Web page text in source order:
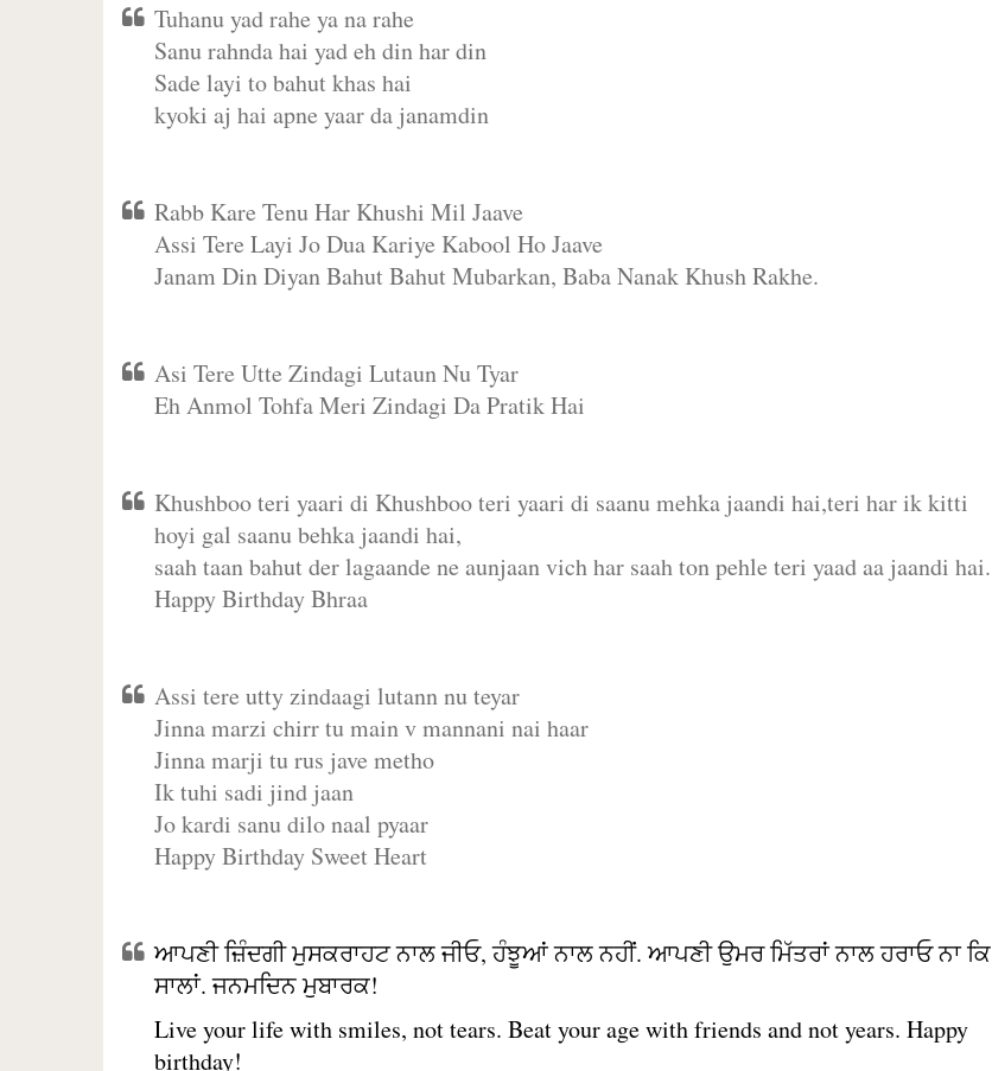
Tuhanu yad rahe ya na rahe
Sanu rahnda hai yad eh din har din
Sade layi to bahut khas hai
kyoki aj hai apne yaar da janamdin
Rabb Kare Tenu Har Khushi Mil Jaave
Assi Tere Layi Jo Dua Kariye Kabool Ho Jaave
Janam Din Diyan Bahut Bahut Mubarkan, Baba Nanak Khush Rakhe.
Asi Tere Utte Zindagi Lutaun Nu Tyar
Eh Anmol Tohfa Meri Zindagi Da Pratik Hai
Khushboo teri yaari di Khushboo teri yaari di saanu mehka jaandi hai,teri har ik kitti
hoyi gal saanu behka jaandi hai,
saah taan bahut der lagaande ne aunjaan vich har saah ton pehle teri yaad aa jaandi hai.
Happy Birthday Bhraa
Assi tere utty zindaagi lutann nu teyar
Jinna marzi chirr tu main v mannani nai haar
Jinna marji tu rus jave metho
Ik tuhi sadi jind jaan
Jo kardi sanu dilo naal pyaar
Happy Birthday Sweet Heart
ਆਪਣੀ ਜ਼ਿੰਦਗੀ ਮੁਸਕਰਾਹਟ ਨਾਲ ਜੀਓ, ਹੰਝੂਆਂ ਨਾਲ ਨਹੀਂ. ਆਪਣੀ ਉਮਰ ਮਿੱਤਰਾਂ ਨਾਲ ਹਰਾਓ ਨਾ ਕਿ
ਸਾਲਾਂ. ਜਨਮਦਿਨ ਮੁਬਾਰਕ!
Live your life with smiles, not tears. Beat your age with friends and not years. Happy
birthday!